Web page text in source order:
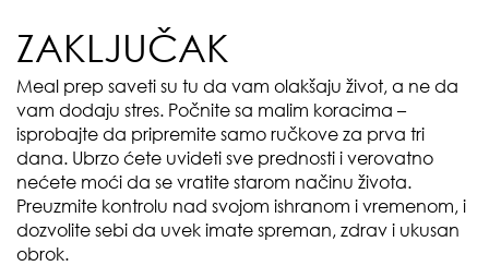
ZAKLJUČAK
Meal prep saveti su tu da vam olakšaju život, a ne da
vam dodaju stres. Počnite sa malim koracima –
isprobajte da pripremite samo ručkove za prva tri
dana. Ubrzo ćete uvideti sve prednosti i verovatno
nećete moći da se vratite starom načinu života.
Preuzmite kontrolu nad svojom ishranom i vremenom, i
dozvolite sebi da uvek imate spreman, zdrav i ukusan
obrok.